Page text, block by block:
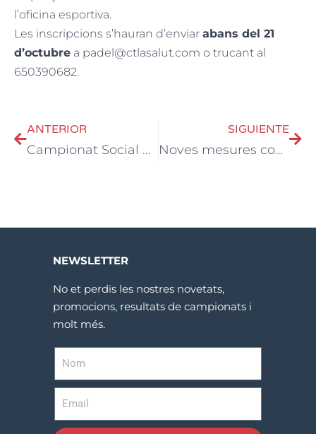
l’oficina esportiva.
Les inscripcions s’hauran d’enviar abans del 21
d’octubre a padel@ctlasalut.com o trucant al
650390682.
ANTERIOR
Campionat Social de Pàdel
SIGUIENTE
Noves mesures contra la Covid-19
NEWSLETTER
No et perdis les nostres novetats,
promocions, resultats de campionats i
molt més.